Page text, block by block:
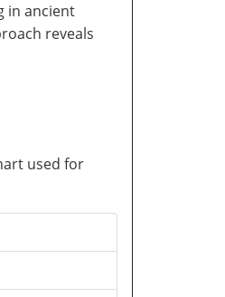
in ancient
reveals
used for